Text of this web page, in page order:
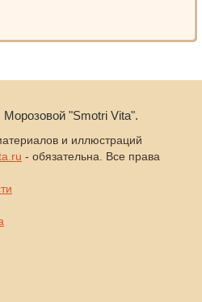
"Smotri Vita".
и иллюстраций
- обязательна. Все права